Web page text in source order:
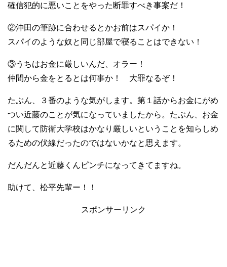
確信犯的に悪いことをやった断罪すべき事案だ！
②沖田の筆跡に合わせるとかお前はスパイか！
スパイのような奴と同じ部屋で寝ることはできない！
③うちはお金に厳しいんだ、オラー！
仲間から金をとるとは何事か！ 大罪なるぞ！
たぶん、３番のような気がします。第１話からお金にがめ
つい近藤のことが気になっていましたから。たぶん、お金
に関して防衛大学校はかなり厳しいということを知らしめ
るための伏線だったのではないかなと思えます。
だんだんと近藤くんピンチになってきてますね。
助けて、松平先輩ー！！
スポンサーリンク